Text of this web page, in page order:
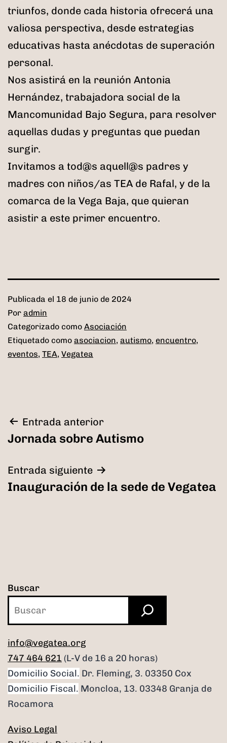
triunfos, donde cada historia ofrecerá una
valiosa perspectiva, desde estrategias
educativas hasta anécdotas de superación
personal.
Nos asistirá en la reunión Antonia
Hernández, trabajadora social de la
Mancomunidad Bajo Segura, para resolver
aquellas dudas y preguntas que puedan
surgir.
Invitamos a tod@s aquell@s padres y
madres con niños/as TEA de Rafal, y de la
comarca de la Vega Baja, que quieran
asistir a este primer encuentro.
Publicada el 18 de junio de 2024
Por admin
Categorizado como Asociación
Etiquetado como asociacion, autismo, encuentro,
eventos, TEA, Vegatea
Navegación
de
entradas
Entrada anterior
Jornada sobre Autismo
Entrada siguiente
Inauguración de la sede de Vegatea
Buscar
info@vegatea.org
747 464 621 (L-V de 16 a 20 horas)
Domicilio Social. Dr. Fleming, 3. 03350 Cox
Domicilio Fiscal. Moncloa, 13. 03348 Granja de
Rocamora
Aviso Legal